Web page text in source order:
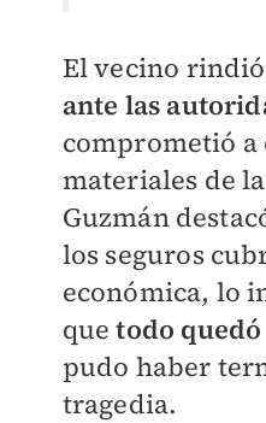
El vecino rindió
ante las
comprometió
materiales de
Guzmán
los seguros
económica, lo
que todo
pudo haber
tragedia.